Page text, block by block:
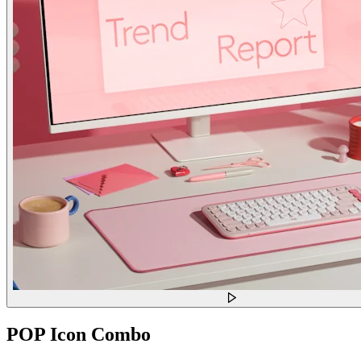
POP Icon Combo